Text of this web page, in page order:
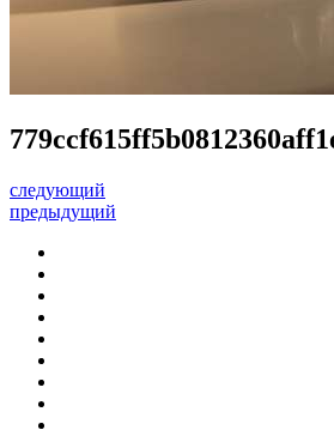
следующий
предыдущий